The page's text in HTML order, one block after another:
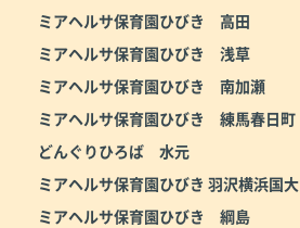
ミアヘルサ保育園ひびき 高田
ミアヘルサ保育園ひびき 浅草
ミアヘルサ保育園ひびき 南加瀬
ミアヘルサ保育園ひびき 練馬春日町
どんぐりひろば 水元
ミアヘルサ保育園ひびき 羽沢横浜国大
ミアヘルサ保育園ひびき 綱島